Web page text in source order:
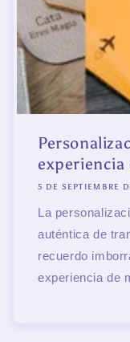
5 DE SEPTIEMBRE
La
auténtica de
recuerdo
experiencia de